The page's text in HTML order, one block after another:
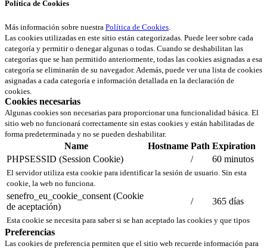
Política de Cookies
Más información sobre nuestra Política de Cookies.
Las cookies utilizadas en este sitio están categorizadas. Puede leer sobre cada
categoría y permitir o denegar algunas o todas. Cuando se deshabilitan las
categorías que se han permitido anteriormente, todas las cookies asignadas a esa
categoría se eliminarán de su navegador. Además, puede ver una lista de cookies
asignadas a cada categoría e información detallada en la declaración de
cookies.
Cookies necesarias
Algunas cookies son necesarias para proporcionar una funcionalidad básica. El
sitio web no funcionará correctamente sin estas cookies y están habilitadas de
forma predeterminada y no se pueden deshabilitar.
Name Hostname Path Expiration
PHPSESSID (Session Cookie)
/ 60 minutos
El servidor utiliza esta cookie para identificar la sesión de usuario. Sin esta
cookie, la web no funciona.
senefro_eu_cookie_consent (Cookie
de aceptación)
/ 365 días
Esta cookie se necesita para saber si se han aceptado las cookies y que tipos
Preferencias
Las cookies de preferencia permiten que el sitio web recuerde información para